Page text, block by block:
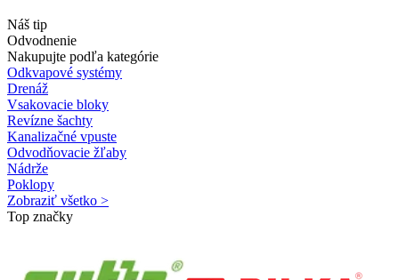
Náš tip
Odvodnenie
Nakupujte podľa kategórie
Odkvapové systémy
Drenáž
Vsakovacie bloky
Revízne šachty
Kanalizačné vpuste
Odvodňovacie žľaby
Nádrže
Poklopy
Zobraziť všetko >
Top značky